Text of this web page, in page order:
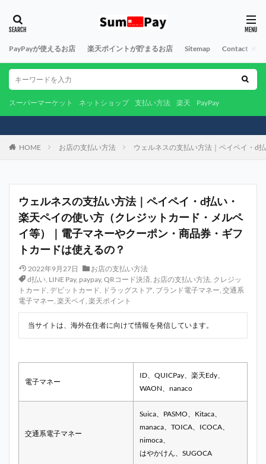
PayPayが使えるお店 楽天ポイントが貯まるお店 Sitemap Contact
スーパーマーケット ネットショップ 支払い方法 楽天 PayPay
HOME お店の支払い方法 ウェルネスの支払い方法｜ペイペイ・d
ウェルネスの支払い方法｜ペイペイ・d払い・
楽天ペイの使い方（クレジットカード・メルペ
イ等）｜電子マネーやクーポン・商品券・ギフ
トカードは使えるの？
2022年9月27日
お店の支払い方法
d払い, LINE Pay, paypay, QRコード決済, お店の支払い方法, クレジッ
トカード, デビットカード, ドラッグストア, ブランド電子マネー, 交通系
電子マネー, 楽天ペイ, 楽天ポイント
当サイトは、海外在住者に向けて情報を発信しています。
電子マネー
ID、QUICPay、楽天Edy、
WAON、nanaco
交通系電子マネー
Suica、PASMO、Kitaca、
manaca、TOICA、ICOCA、
nimoca、
はやかけん、SUGOCA